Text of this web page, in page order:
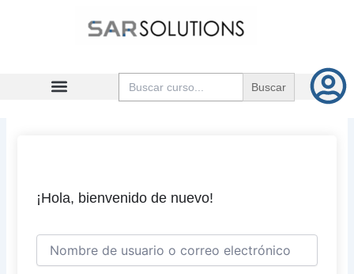
Buscar:
¡Hola, bienvenido de nuevo!